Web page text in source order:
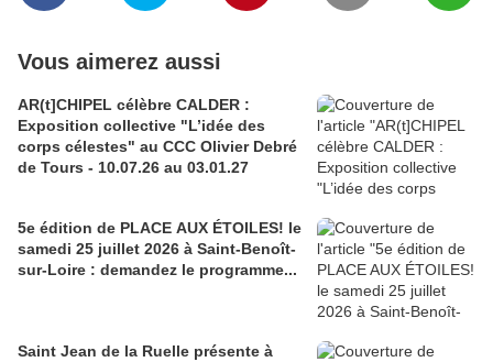
Vous aimerez aussi
AR(t]CHIPEL célèbre CALDER :
Exposition collective "L’idée des
corps célestes" au CCC Olivier Debré
de Tours - 10.07.26 au 03.01.27
5e édition de PLACE AUX ÉTOILES! le
samedi 25 juillet 2026 à Saint-Benoît-
sur-Loire : demandez le programme...
Saint Jean de la Ruelle présente à